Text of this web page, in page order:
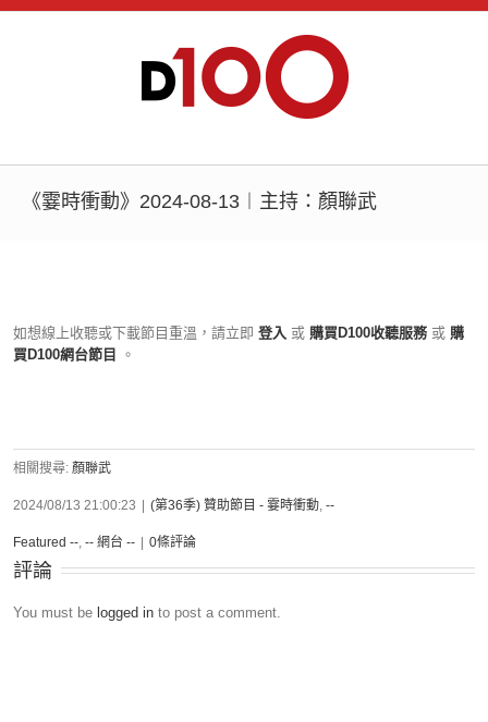
《霎時衝動》2024-08-13︱主持：顏聯武
如想線上收聽或下載節目重溫，請立即 登入 或 購買D100收聽服務 或 購
買D100網台節目
。
相關搜尋: 顏聯武
2024/08/13 21:00:23 (第36季) 贊助節目 - 霎時衝動, --
Featured --, -- 網台 -- 0條評論
評論
You must be logged in to post a comment.